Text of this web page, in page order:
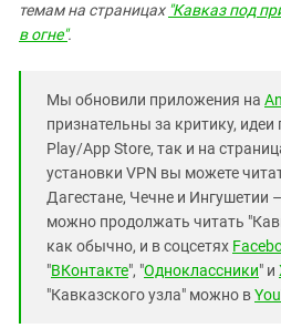
темам на страницах "Кавказ под
в огне".
Мы обновили приложения на
признательны за критику,
Play/App Store, так и на
установки VPN вы можете
Дагестане, Чечне и Ингушетии
можно продолжать читать
как обычно, и в соцсетях
"ВКонтакте", "Одноклассники" и
"Кавказского узла" можно в